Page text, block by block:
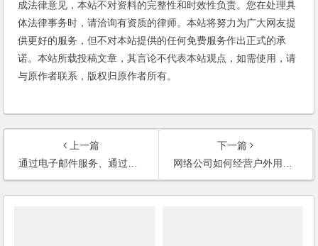
成法律意见，本站不对资料的完整性和时效性负责。您在处理具
体法律事务时，请洽询有资质的律师。本站将努力为广大网友提
供更好的服务，但不对本站提供的任何免费服务作出正式的承
诺。本站所载投稿文章，其言论不代表本站观点，如需使用，请
与原作者联系，版权归原作者所有。
上一篇
通过电子邮件服务、通过电子支付的网站是不是经营性网站？(2007)
下一篇
网络公司如何经营户外用品？能够开立分公司吗？注册资金是多少？(2006)